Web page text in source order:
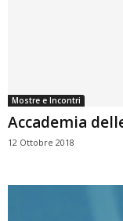
Mostre e Incontri
Accademia
12 Ottobre 2018